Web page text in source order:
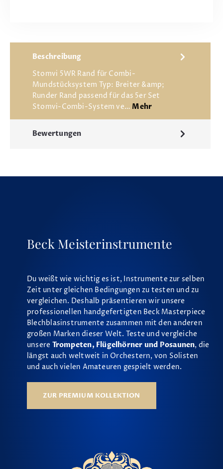
Beschreibung
Stomvi 5WR Rand für Combi-
Mundstücksystem Typ: Breiter &amp;
Runder Rand passend für das 5er Set
Stomvi-Combi-System ve… Mehr
Bewertungen
Beck Meisterinstrumente
Du weißt wie wichtig es ist, Instrumente zur selben
Zeit unter gleichen Bedingungen zu testen und zu
vergleichen. Deshalb präsentieren wir unsere
professionellen handgefertigten Beck Masterpiece
Blechblasinstrumente zusammen mit den anderen
großen Marken dieser Welt. Teste und vergleiche
unsere Trompeten, Flügelhörner und Posaunen, die
längst auch weltweit in Orchestern, von Solisten
und auch vielen Amateuren gespielt werden.
ZUR PREMIUM KOLLEKTION